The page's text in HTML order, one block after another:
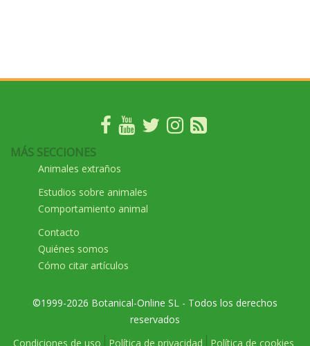
MÁS SECCIONES
Animales extraños
Estudios sobre animales
Comportamiento animal
Contacto
Quiénes somos
Cómo citar artículos
©1999-2026 Botanical-Online SL - Todos los derechos
reservados
Condiciones de uso
Política de privacidad Política de cookies